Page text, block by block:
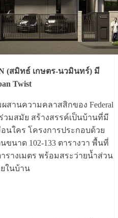
(สมิทธ์ เกษตร-นวมินทร์) มี
Twist
สานความคลาสสิกของ Federal
วมสมัย สร้างสรรค์เป็นบ้านที่มี
นใคร โครงการประกอบด้วย
นาด 102-133 ตารางวา พื้นที่
รางเมตร พร้อมสระว่ายน้ำส่วน
ในบ้าน